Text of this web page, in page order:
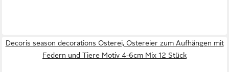
Decoris season decorations Osterei, Ostereier zum Aufhängen mit
Federn und Tiere Motiv 4-6cm Mix 12 Stück